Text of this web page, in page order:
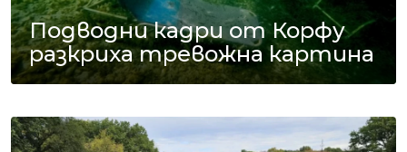
Подводни кадри от Корфу
разкриха тревожна картина